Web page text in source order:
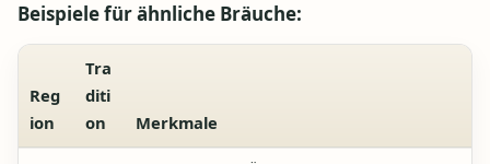
Beispiele für ähnliche Bräuche:
Reg
ion
Tra
diti
on
Merkmale